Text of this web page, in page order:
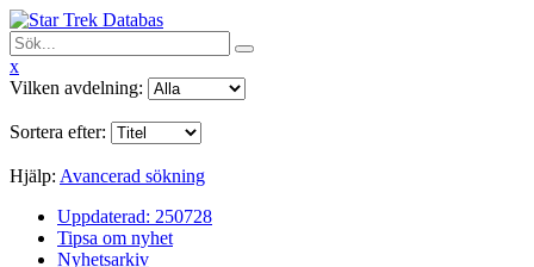
x
Vilken avdelning:
Sortera efter:
Hjälp: Avancerad sökning
Uppdaterad: 250728
Tipsa om nyhet
Nyhetsarkiv